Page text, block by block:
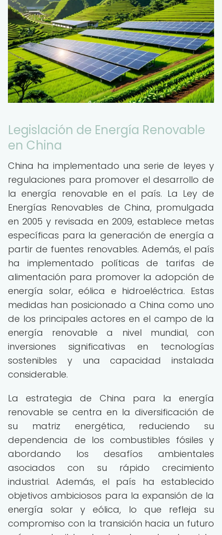
Legislación de Energía Renovable
en China
China ha implementado una serie de leyes y
regulaciones para promover el desarrollo de
la energía renovable en el país. La Ley de
Energías Renovables de China, promulgada
en 2005 y revisada en 2009, establece metas
específicas para la generación de energía a
partir de fuentes renovables. Además, el país
ha implementado políticas de tarifas de
alimentación para promover la adopción de
energía solar, eólica e hidroeléctrica. Estas
medidas han posicionado a China como uno
de los principales actores en el campo de la
energía renovable a nivel mundial, con
inversiones significativas en tecnologías
sostenibles y una capacidad instalada
considerable.
La estrategia de China para la energía
renovable se centra en la diversificación de
su matriz energética, reduciendo su
dependencia de los combustibles fósiles y
abordando los desafíos ambientales
asociados con su rápido crecimiento
industrial. Además, el país ha establecido
objetivos ambiciosos para la expansión de la
energía solar y eólica, lo que refleja su
compromiso con la transición hacia un futuro